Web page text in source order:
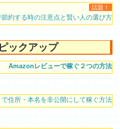
話題！
約する時の注意点と賢い人の選び方
ックアップ
Amazonレビューで稼ぐ２つの方法
住所・本名を非公開にして稼ぐ方法